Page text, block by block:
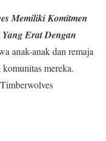
Memiliki Komitmen
Erat Dengan
anak-anak dan remaja
komunitas mereka.